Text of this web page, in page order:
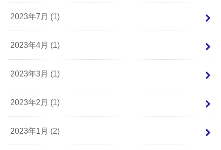
2023年7月 (1)
2023年4月 (1)
2023年3月 (1)
2023年2月 (1)
2023年1月 (2)